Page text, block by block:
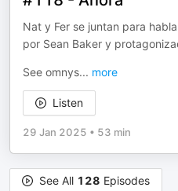
Nat y Fer se juntan para
por Sean Baker y
See omnys... more
Listen
29 Jan 2025 • 53 min
See All 128 Episodes